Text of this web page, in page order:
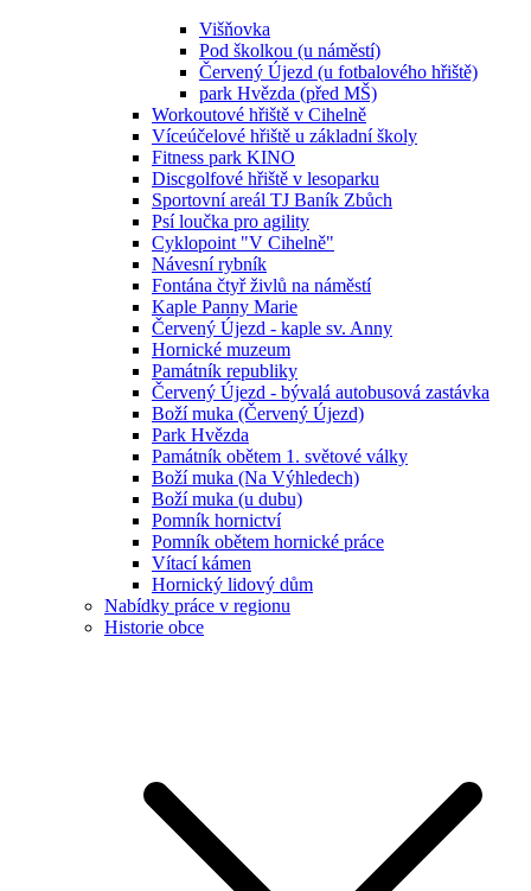
Višňovka
Pod školkou (u náměstí)
Červený Újezd (u fotbalového hřiště)
park Hvězda (před MŠ)
Workoutové hřiště v Cihelně
Víceúčelové hřiště u základní školy
Fitness park KINO
Discgolfové hřiště v lesoparku
Sportovní areál TJ Baník Zbůch
Psí loučka pro agility
Cyklopoint "V Cihelně"
Návesní rybník
Fontána čtyř živlů na náměstí
Kaple Panny Marie
Červený Újezd - kaple sv. Anny
Hornické muzeum
Památník republiky
Červený Újezd - bývalá autobusová zastávka
Boží muka (Červený Újezd)
Park Hvězda
Památník obětem 1. světové války
Boží muka (Na Výhledech)
Boží muka (u dubu)
Pomník hornictví
Pomník obětem hornické práce
Vítací kámen
Hornický lidový dům
Nabídky práce v regionu
Historie obce